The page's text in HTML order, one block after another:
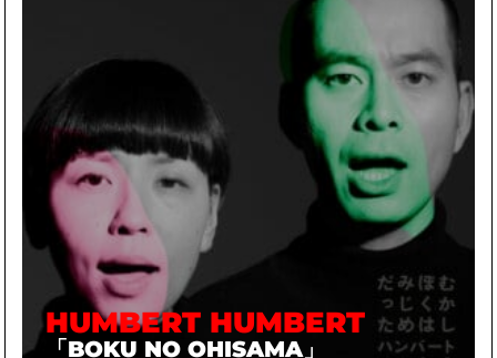
HUMBERT HUMBERT
「BOKU NO OHISAMA」